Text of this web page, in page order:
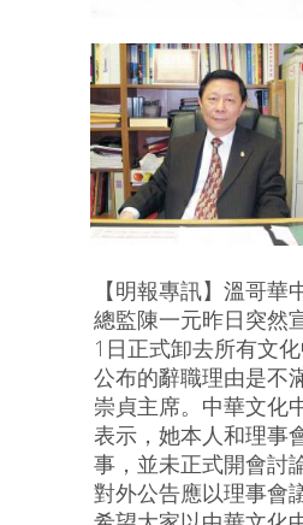
【明報專訊】溫哥華
總監陳一元昨日突然
1日正式卸去所有文
公布的辭職理由是不
崇貞主席。中華文化
表示，她本人和理事
事，並未正式開會討
對外公告應以理事會